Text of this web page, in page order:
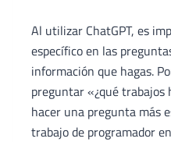
Al utilizar ChatGPT, es
específico en las
información que hagas.
preguntar «¿qué trabajos
hacer una pregunta más
trabajo de programador